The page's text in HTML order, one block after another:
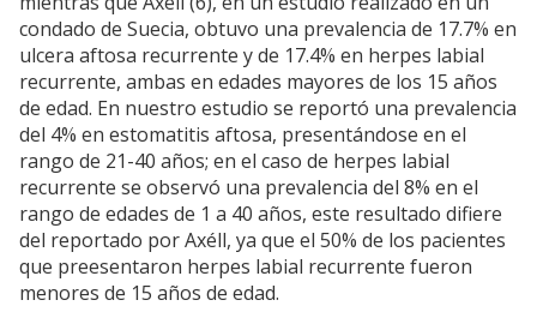
condado de Suecia, obtuvo una prevalencia de 17.7% en
ulcera aftosa recurrente y de 17.4% en herpes labial
recurrente, ambas en edades mayores de los 15 años
de edad. En nuestro estudio se reportó una prevalencia
del 4% en estomatitis aftosa, presentándose en el
rango de 21-40 años; en el caso de herpes labial
recurrente se observó una prevalencia del 8% en el
rango de edades de 1 a 40 años, este resultado difiere
del reportado por Axéll, ya que el 50% de los pacientes
que preesentaron herpes labial recurrente fueron
menores de 15 años de edad.